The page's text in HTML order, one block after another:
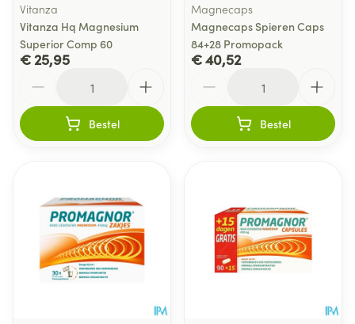
Vitanza
Vitanza Hq Magnesium
Superior Comp 60
€ 25,95
Bestel
Magnecaps
Magnecaps Spieren Caps
84+28 Promopack
€ 40,52
Bestel